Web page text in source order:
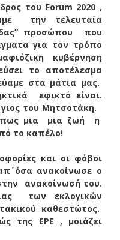
του Forum 2020 ,
την τελευταία
προσώπου
που
για τον τρόπο
κυβέρνηση
το αποτέλεσμα
στα μάτια μας.
εφικτό είναι.
του Μητσοτάκη.
μια μια ζωή η
το καπέλο!
και οι φόβοι
όσα ανακοίνωσε ο
ανακοίνωσή του.
των εκλογικών
καθεστώτος.
της ΕΡΕ , μοιάζει